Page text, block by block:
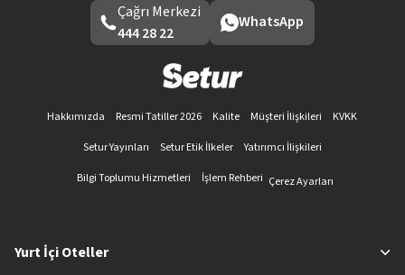
Çağrı Merkezi
444 28 22
WhatsApp
Hakkımızda Resmi Tatiller 2026 Kalite Müşteri İlişkileri
KVKK
Setur Yayınları
Setur Etik İlkeler
Yatırımcı İlişkileri
Bilgi Toplumu Hizmetleri
İşlem Rehberi Çerez Ayarları
Yurt İçi Oteller